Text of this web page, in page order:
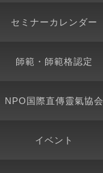
セミナーカレンダー
師範・師範格認定
NPO国際直傳靈氣協会
イベント